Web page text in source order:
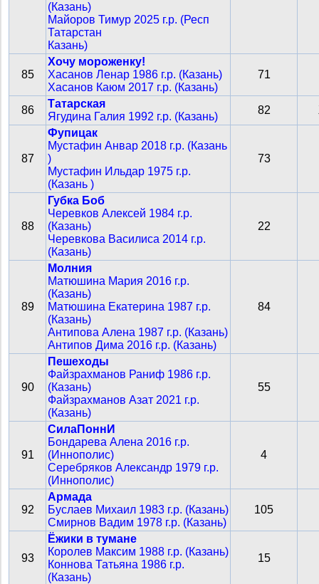
(Казань)
Майоров Тимур 2025 г.р. (Респ
Татарстан
Казань)
85
Хочу мороженку!
Хасанов Ленар 1986 г.р. (Казань)
Хасанов Каюм 2017 г.р. (Казань)
71
86
Татарская
Ягудина Галия 1992 г.р. (Казань)
82
87
Фупицак
Мустафин Анвар 2018 г.р. (Казань
)
Мустафин Ильдар 1975 г.р.
(Казань )
73
88
Губка Боб
Черевков Алексей 1984 г.р.
(Казань)
Черевкова Василиса 2014 г.р.
(Казань)
22
89
Молния
Матюшина Мария 2016 г.р.
(Казань)
Матюшина Екатерина 1987 г.р.
(Казань)
Антипова Алена 1987 г.р. (Казань)
Антипов Дима 2016 г.р. (Казань)
84
90
Пешеходы
Файзрахманов Раниф 1986 г.р.
(Казань)
Файзрахманов Азат 2021 г.р.
(Казань)
55
91
СилаПоннИ
Бондарева Алена 2016 г.р.
(Иннополис)
Серебряков Александр 1979 г.р.
(Иннополис)
4
92
Армада
Буслаев Михаил 1983 г.р. (Казань)
Смирнов Вадим 1978 г.р. (Казань)
105
93
Ёжики в тумане
Королев Максим 1988 г.р. (Казань)
Коннова Татьяна 1986 г.р.
(Казань)
15